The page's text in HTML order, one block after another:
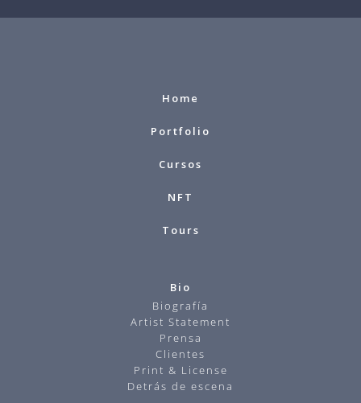
Home
Portfolio
Cursos
NFT
Tours
Bio
Biografía
Artist Statement
Prensa
Clientes
Print & License
Detrás de escena